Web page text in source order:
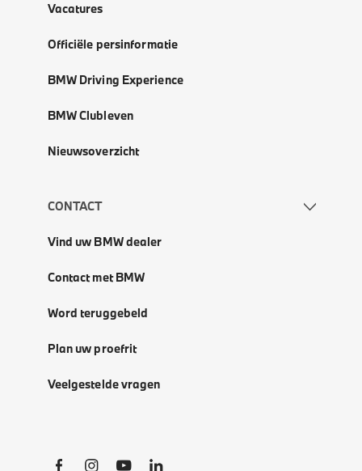
Vacatures
Officiële persinformatie
BMW Driving Experience
BMW Clubleven
Nieuwsoverzicht
CONTACT
Vind uw BMW dealer
Contact met BMW
Word teruggebeld
Plan uw proefrit
Veelgestelde vragen
Social Links